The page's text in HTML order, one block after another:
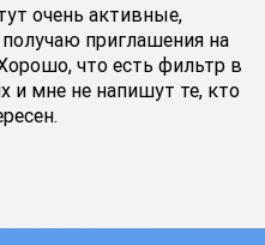
очень активные,
приглашения на
что есть фильтр в
и мне не напишут те, кто